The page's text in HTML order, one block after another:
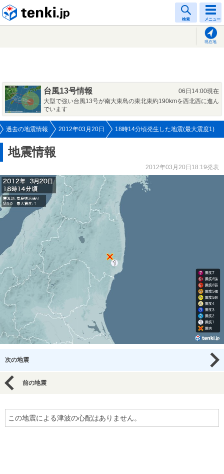
検索 メニュー
現在地
台風13号情報
06日14:00現在
大型で強い台風13号が南大東島の東北東約190kmを西北西に進ん
でいます
過去の地震情報 2012年03月20日 18時14分頃発生した地震(最大震度1)
地震情報
2012年03月20日18:19発表
次の地震
前の地震
この地震による津波の心配はありません。